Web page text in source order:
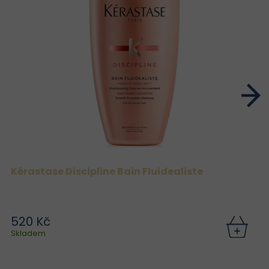
Kérastase Discipline Bain Fluidealiste
520 Kč
Skladem